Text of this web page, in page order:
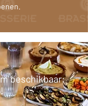
beschikbaar: